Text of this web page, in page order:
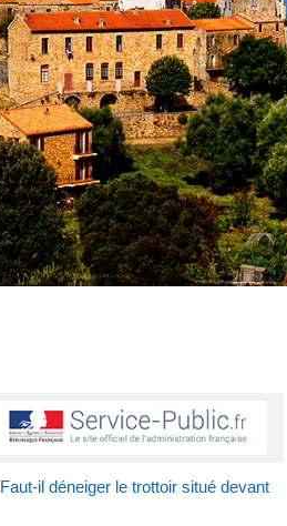
Faut-il déneiger le trottoir situé devant